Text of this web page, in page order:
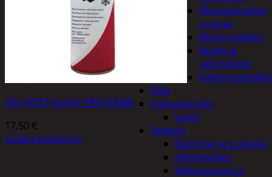
Muovailuvahat
ja limat
Muut sisälelut
Nuket ja
pehmolelut
Pelit
Polkupyöräily
Lukot
Retkeily
Keittimet ja ruokailu
Kylmälaukut
Makuupussit ja
CRC ROST FLASH PRO 500ML
17,50 €
Lisää ostoskoriin